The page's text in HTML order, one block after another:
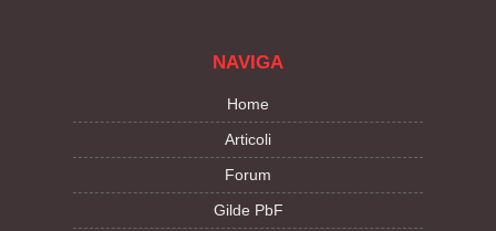
NAVIGA
Home
Articoli
Forum
Gilde PbF